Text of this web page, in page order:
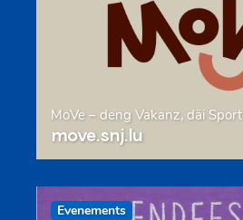
MoVe – deng Vakanz, däi Sport
move.snj.lu
Evenements